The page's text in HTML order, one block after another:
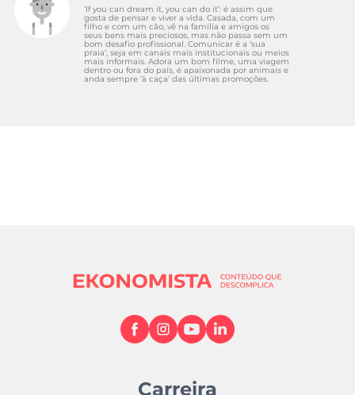
‘If you can dream it, you can do it’: é assim que
gosta de pensar e viver a vida. Casada, com um
filho e com um cão, vê na família e amigos os
seus bens mais preciosos, mas não passa sem um
bom desafio profissional. Comunicar é a ‘sua
praia’, seja em canais mais institucionais ou meios
mais informais. Adora um bom filme, uma viagem
dentro ou fora do país, é apaixonada por animais e
anda sempre ‘à caça’ das últimas promoções.
Carreira